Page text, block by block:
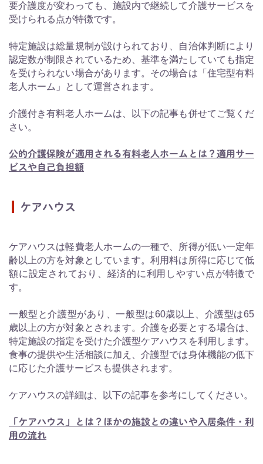
要介護度が変わっても、施設内で継続して介護サービスを
受けられる点が特徴です。
特定施設は総量規制が設けられており、自治体判断により
認定数が制限されているため、基準を満たしていても指定
を受けられない場合があります。その場合は「住宅型有料
老人ホーム」として運営されます。
介護付き有料老人ホームは、以下の記事も併せてご覧くだ
さい。
公的介護保険が適用される有料老人ホームとは？適用サー
ビスや自己負担額
ケアハウス
ケアハウスは軽費老人ホームの一種で、所得が低い一定年
齢以上の方を対象としています。利用料は所得に応じて低
額に設定されており、経済的に利用しやすい点が特徴で
す。
一般型と介護型があり、一般型は60歳以上、介護型は65
歳以上の方が対象とされます。介護を必要とする場合は、
特定施設の指定を受けた介護型ケアハウスを利用します。
食事の提供や生活相談に加え、介護型では身体機能の低下
に応じた介護サービスも提供されます。
ケアハウスの詳細は、以下の記事を参考にしてください。
「ケアハウス」とは？ほかの施設との違いや入居条件・利
用の流れ